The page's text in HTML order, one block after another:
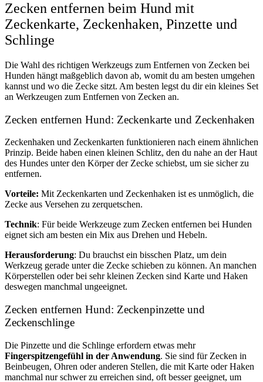
Zecken entfernen beim Hund mit
Zeckenkarte, Zeckenhaken, Pinzette und
Schlinge
Die Wahl des richtigen Werkzeugs zum Entfernen von Zecken bei
Hunden hängt maßgeblich davon ab, womit du am besten umgehen
kannst und wo die Zecke sitzt. Am besten legst du dir ein kleines Set
an Werkzeugen zum Entfernen von Zecken an.
Zecken entfernen Hund: Zeckenkarte und Zeckenhaken
Zeckenhaken und Zeckenkarten funktionieren nach einem ähnlichen
Prinzip. Beide haben einen kleinen Schlitz, den du nahe an der Haut
des Hundes unter den Körper der Zecke schiebst, um sie sicher zu
entfernen.
Vorteile: Mit Zeckenkarten und Zeckenhaken ist es unmöglich, die
Zecke aus Versehen zu zerquetschen.
Technik: Für beide Werkzeuge zum Zecken entfernen bei Hunden
eignet sich am besten ein Mix aus Drehen und Hebeln.
Herausforderung: Du brauchst ein bisschen Platz, um dein
Werkzeug gerade unter die Zecke schieben zu können. An manchen
Körperstellen oder bei sehr kleinen Zecken sind Karte und Haken
deswegen manchmal ungeeignet.
Zecken entfernen Hund: Zeckenpinzette und
Zeckenschlinge
Die Pinzette und die Schlinge erfordern etwas mehr
Fingerspitzengefühl in der Anwendung. Sie sind für Zecken in
Beinbeugen, Ohren oder anderen Stellen, die mit Karte oder Haken
manchmal nur schwer zu erreichen sind, oft besser geeignet, um